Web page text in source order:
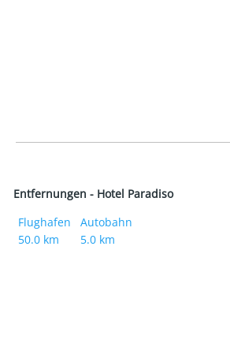
Entfernungen - Hotel Paradiso
Flughafen
50.0 km
Autobahn
5.0 km